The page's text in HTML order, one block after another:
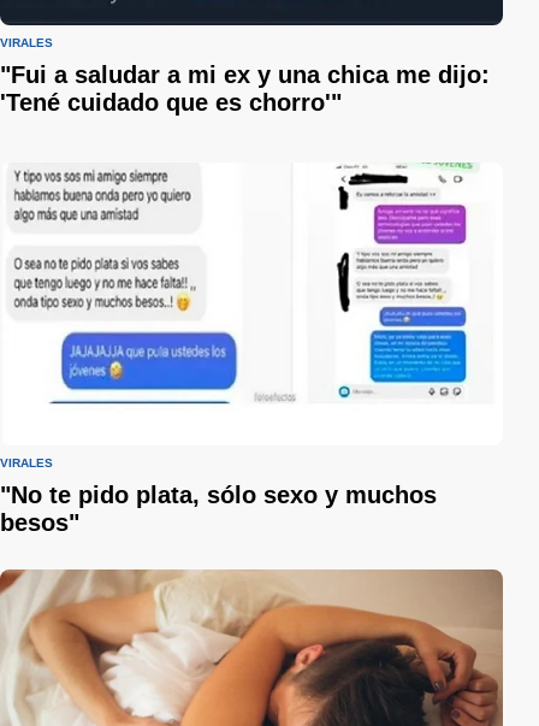
VIRALES
"Fui a saludar a mi ex y una chica me dijo:
'Tené cuidado que es chorro'"
VIRALES
"No te pido plata, sólo sexo y muchos
besos"